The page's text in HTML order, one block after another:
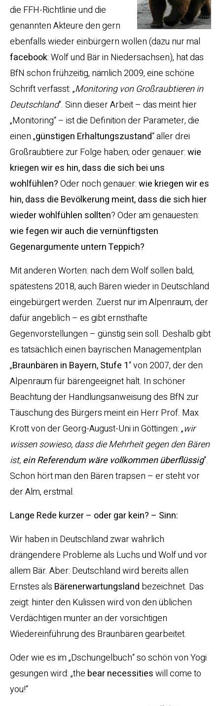
die FFH-Richtlinie und die
genannten Akteure den gern
ebenfalls wieder einbürgern wollen (dazu nur mal
facebook: Wolf und Bär in Niedersachsen), hat das
BfN schon frühzeitig, nämlich 2009, eine schöne
Schrift verfasst: „Monitoring von Großraubtieren in
Deutschland“. Sinn dieser Arbeit – das meint hier
„Monitoring“ – ist die Definition der Parameter, die
einen „günstigen Erhaltungszustand“ aller drei
Großraubtiere zur Folge haben; oder genauer:wie
kriegen wir es hin, dass die sich bei uns
wohlfühlen?Oder noch genauer:wie kriegen wir es
hin, dass die Bevölkerung meint, dass die sich hier
wieder wohlfühlen sollten? Oder am genauesten:
wie fegen wir auch die vernünftigsten
Gegenargumente untern Teppich?
Mit anderen Worten: nach dem Wolf sollen bald,
spätestens 2018, auch Bären wieder in Deutschland
eingebürgert werden. Zuerst nur im Alpenraum, der
dafür angeblich – es gibt ernsthafte
Gegenvorstellungen – günstig sein soll. Deshalb gibt
es tatsächlich einen bayrischen Managementplan
„Braunbären in Bayern, Stufe 1“ von 2007, der den
Alpenraum für bärengeeignet hält. In schöner
Beachtung der Handlungsanweisung des BfN zur
Täuschung des Bürgers meint ein Herr Prof. Max
Krott von der Georg-August-Uni in Göttingen: „wir
wissen sowieso, dass die Mehrheit gegen den Bären
ist,ein Referendum wäre vollkommen überflüssig“.
Schon hört man den Bären trapsen – er steht vor
der Alm, erstmal.
Lange Rede kurzer – oder gar kein? – Sinn:
Wir haben in Deutschland zwar wahrlich
drängendere Probleme als Luchs und Wolf und vor
allem Bär. Aber: Deutschland wird bereits allen
Ernstes als Bärenerwartungsland bezeichnet. Das
zeigt: hinter den Kulissen wird von den üblichen
Verdächtigen munter an der vorsichtigen
Wiedereinführung des Braunbären gearbeitet.
Oder wie es im „Dschungelbuch“ so schön von Yogi
gesungen wird: „the bear necessitieswill come to
you!“